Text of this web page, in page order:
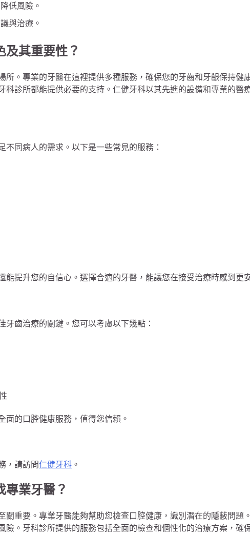
低風險。
與治療。
及其重要性？
所。專業的牙醫在這裡提供多種服務，確保您的牙齒和牙齦保持健
科診所都能提供必要的支持。仁健牙科以其先進的設備和專業的醫
不同病人的需求。以下是一些常見的服務：
能提升您的自信心。選擇合適的牙醫，能讓您在接受治療時感到更
齒治療的關鍵。您可以考慮以下幾點：
面的口腔健康服務，值得您信賴。
，請訪問仁健牙科 。
專業牙醫？
關重要。專業牙醫能夠幫助您檢查口腔健康，識別潛在的隱蔽問題
險。牙科診所提供的服務包括全面的檢查和個性化的治療方案，確